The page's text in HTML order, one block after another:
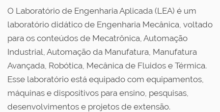
O Laboratório de Engenharia Aplicada (LEA) é um
laboratório didático de Engenharia Mecânica, voltado
para os conteúdos de Mecatrônica, Automação
Industrial, Automação da Manufatura, Manufatura
Avançada, Robótica, Mecânica de Fluidos e Térmica.
Esse laboratório está equipado com equipamentos,
máquinas e dispositivos para ensino, pesquisas,
desenvolvimentos e projetos de extensão.